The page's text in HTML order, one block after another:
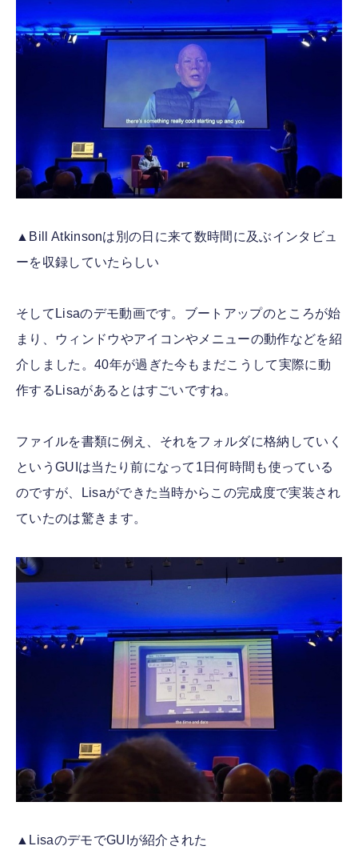
▲Bill Atkinsonは別の日に来て数時間に及ぶインタビュ
ーを収録していたらしい
そしてLisaのデモ動画です。ブートアップのところが始
まり、ウィンドウやアイコンやメニューの動作などを紹
介しました。40年が過ぎた今もまだこうして実際に動
作するLisaがあるとはすごいですね。
ファイルを書類に例え、それをフォルダに格納していく
というGUIは当たり前になって1日何時間も使っている
のですが、Lisaができた当時からこの完成度で実装され
ていたのは驚きます。
▲LisaのデモでGUIが紹介された